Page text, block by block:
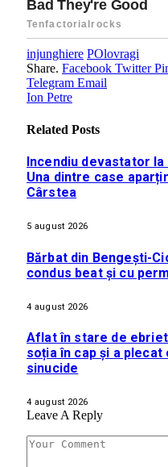
injunghiere POlovragi
Share. Facebook Twitter
Telegram Email
Ion Petre
Related Posts
Incendiu devastator
Una dintre case
Cârstea
5 august 2026
Bărbat din Bengești-
condus beat și cu
4 august 2026
Aflat în stare de
soția în cap și a plecat
sinucide
4 august 2026
Leave A Reply